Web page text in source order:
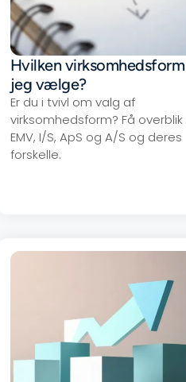
Hvilken virksomhedsform
jeg vælge?
Er du i tvivl om valg af
virksomhedsform? Få
EMV, I/S, ApS og A/S og deres
forskelle.